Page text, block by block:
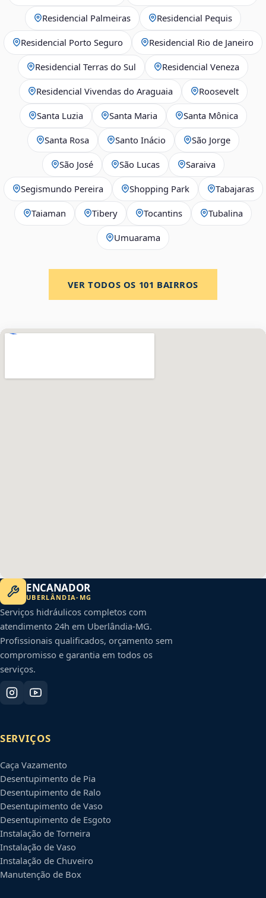
Residencial Palmeiras Residencial Pequis
Residencial Porto Seguro Residencial Rio de Janeiro
Residencial Terras do Sul Residencial Veneza
Residencial Vivendas do Araguaia Roosevelt
Santa Luzia Santa Maria Santa Mônica
Santa Rosa Santo Inácio São Jorge
São José São Lucas Saraiva
Segismundo Pereira Shopping Park Tabajaras
Taiaman Tibery Tocantins Tubalina
Umuarama
VER TODOS OS 101 BAIRROS
ENCANADOR
UBERLÂNDIA- MG
Serviços hidráulicos completos com
atendimento 24h em Uberlândia-MG.
Profissionais qualificados, orçamento sem
compromisso e garantia em todos os
serviços.
SERVIÇOS
Caça Vazamento
Desentupimento de Pia
Desentupimento de Ralo
Desentupimento de Vaso
Desentupimento de Esgoto
Instalação de Torneira
Instalação de Vaso
Instalação de Chuveiro
Manutenção de Box